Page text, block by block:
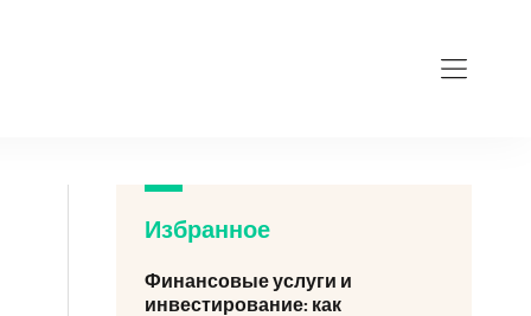
Избранное
Финансовые услуги и
инвестирование: как